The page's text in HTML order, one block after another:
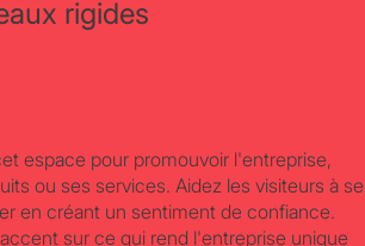
rigides
espace pour promouvoir l'entreprise,
ou ses services. Aidez les visiteurs à se
en créant un sentiment de confiance.
sur ce qui rend l'entreprise unique